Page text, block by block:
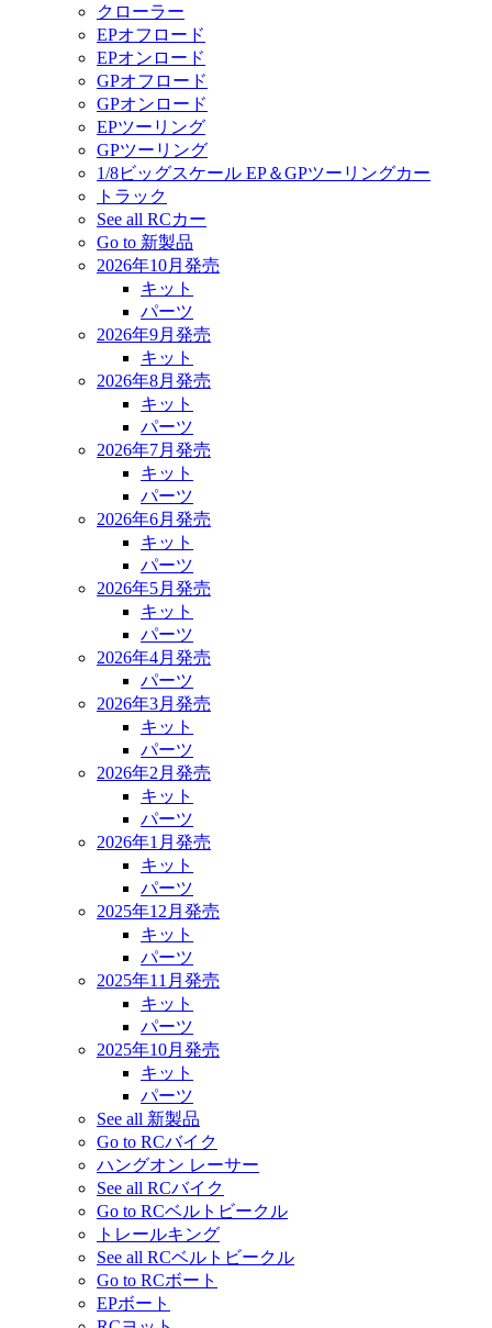
クローラー
EPオフロード
EPオンロード
GPオフロード
GPオンロード
EPツーリング
GPツーリング
1/8ビッグスケール EP＆GPツーリングカー
トラック
See all RCカー
Go to 新製品
2026年10月発売
キット
パーツ
2026年9月発売
キット
2026年8月発売
キット
パーツ
2026年7月発売
キット
パーツ
2026年6月発売
キット
パーツ
2026年5月発売
キット
パーツ
2026年4月発売
パーツ
2026年3月発売
キット
パーツ
2026年2月発売
キット
パーツ
2026年1月発売
キット
パーツ
2025年12月発売
キット
パーツ
2025年11月発売
キット
パーツ
2025年10月発売
キット
パーツ
See all 新製品
Go to RCバイク
ハングオン レーサー
See all RCバイク
Go to RCベルトビークル
トレールキング
See all RCベルトビークル
Go to RCボート
EPボート